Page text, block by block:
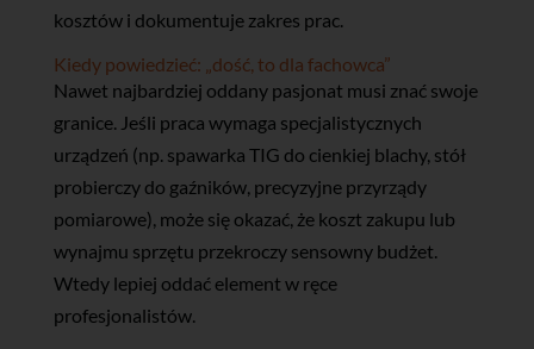
kosztów i dokumentuje zakres prac.
Kiedy powiedzieć: „dość, to dla fachowca”
Nawet najbardziej oddany pasjonat musi znać swoje
granice. Jeśli praca wymaga specjalistycznych
urządzeń (np. spawarka TIG do cienkiej blachy, stół
probierczy do gaźników, precyzyjne przyrządy
pomiarowe), może się okazać, że koszt zakupu lub
wynajmu sprzętu przekroczy sensowny budżet.
Wtedy lepiej oddać element w ręce
profesjonalistów.